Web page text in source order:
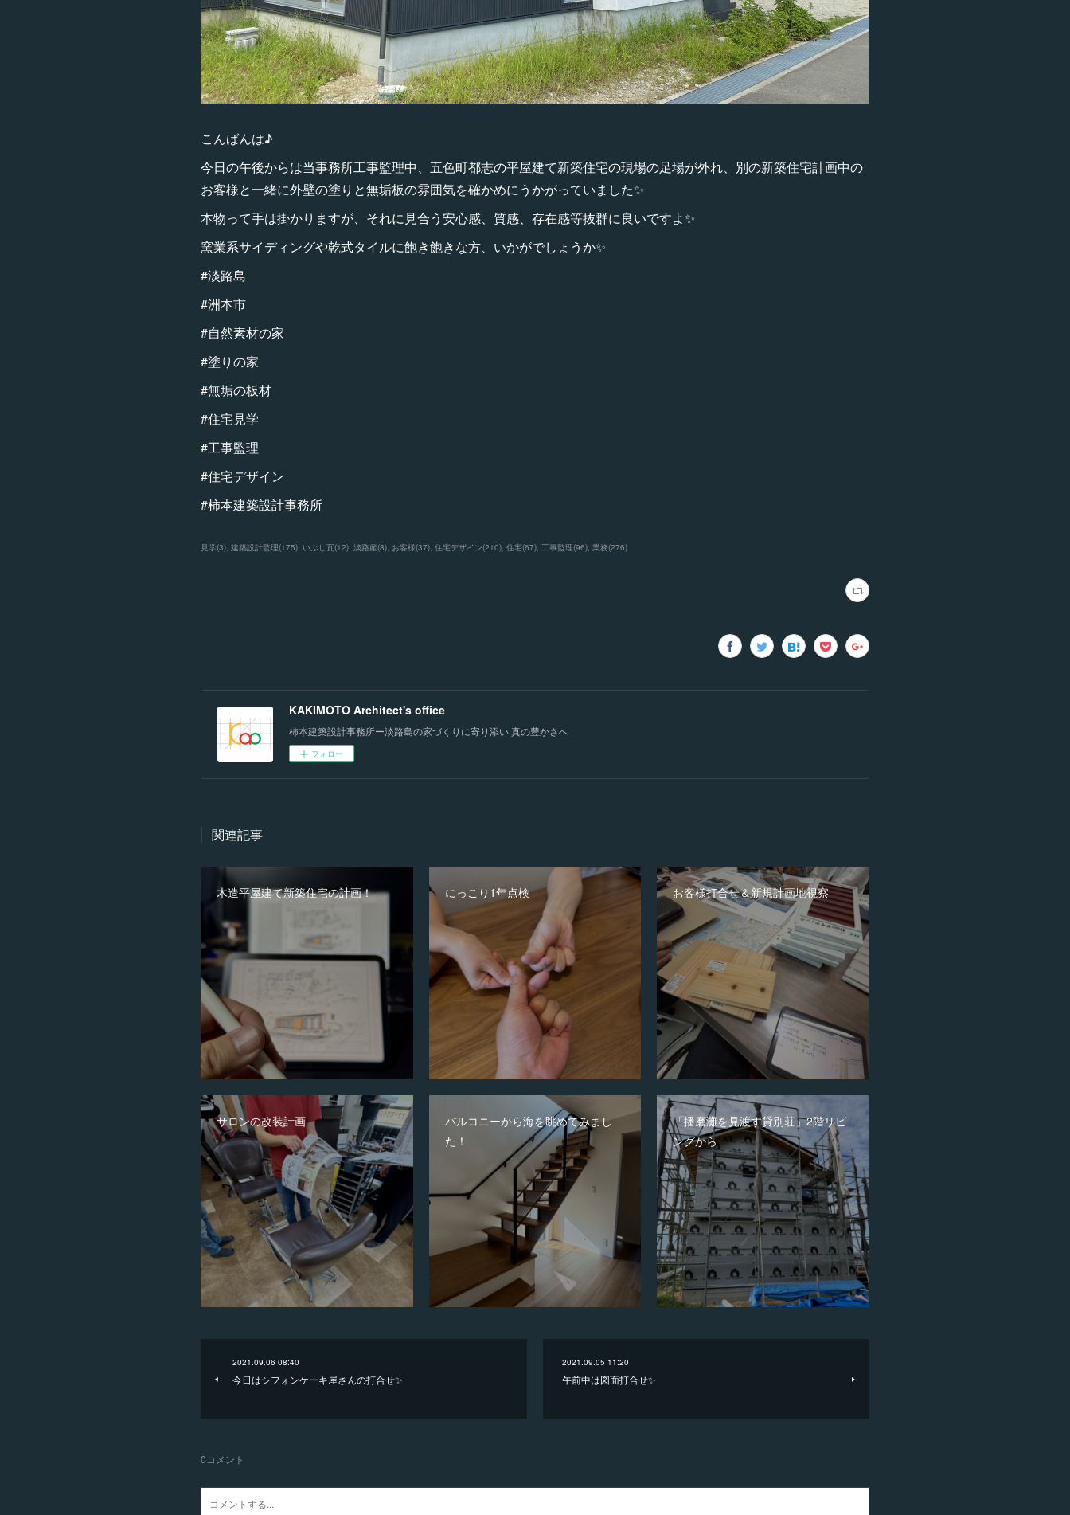
こんばんは♪
今日の午後からは当事務所工事監理中、五色町都志の平屋建て新築住宅の現場の足場が外れ、別の新築住宅計画中の
お客様と一緒に外壁の塗りと無垢板の雰囲気を確かめにうかがっていました✨
本物って手は掛かりますが、それに見合う安心感、質感、存在感等抜群に良いですよ✨
窯業系サイディングや乾式タイルに飽き飽きな方、いかがでしょうか✨
#淡路島
#洲本市
#自然素材の家
#塗りの家
#無垢の板材
#住宅見学
#工事監理
#住宅デザイン
#柿本建築設計事務所
見学(3) 建築設計監理(175) いぶし瓦(12) 淡路産(8) お客様(37) 住宅デザイン(210) 住宅(67) 工事監理(96) 業務(276)
KAKIMOTO Architect's office
柿本建築設計事務所ー淡路島の家づくりに寄り添い 真の豊かさへ
フォロー
関連記事
木造平屋建て新築住宅の計画！ にっこり1年点検 お客様打合せ＆新規計画地視察
サロンの改装計画
バルコニーから海を眺めてみまし
た！
「播磨灘を見渡す貸別荘」2階リビ
ングから
2021.09.06 08:40
今日はシフォンケーキ屋さんの打合せ✨
2021.09.05 11:20
午前中は図面打合せ✨
0コメント